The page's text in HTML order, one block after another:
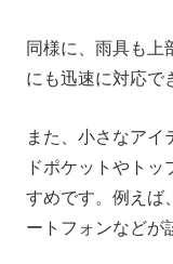
同様に、雨具も上
にも迅速に対応で
また、小さなアイ
ドポケットやト
すめです。例えば
ートフォンなどが